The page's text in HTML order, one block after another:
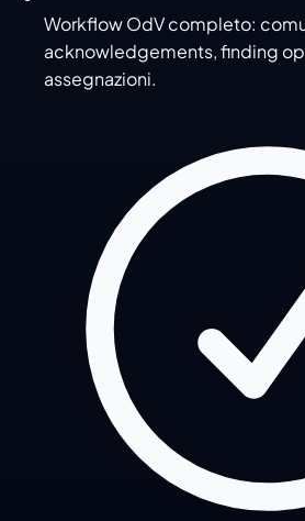
Workflow OdV completo:
acknowledgements, finding
assegnazioni.